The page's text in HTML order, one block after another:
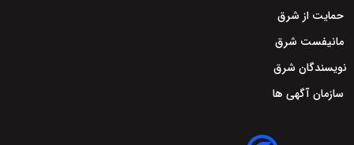
حمایت از شرق
مانیفست شرق
نویسندگان شرق
سازمان آگهی ها